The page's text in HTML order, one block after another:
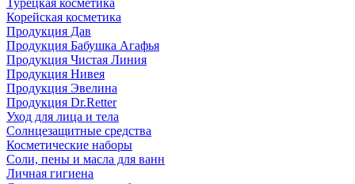
Турецкая косметика
Корейская косметика
Продукция Дав
Продукция Бабушка Агафья
Продукция Чистая Линия
Продукция Нивея
Продукция Эвелина
Продукция Dr.Retter
Уход для лица и тела
Солнцезащитные средства
Косметические наборы
Соли, пены и масла для ванн
Личная гигиена